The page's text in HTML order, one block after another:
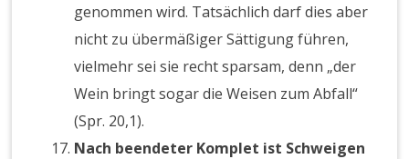
genommen wird. Tatsächlich darf dies aber
nicht zu übermäßiger Sättigung führen,
vielmehr sei sie recht sparsam, denn „der
Wein bringt sogar die Weisen zum Abfall“
(Spr. 20,1).
Nach beendeter Komplet ist Schweigen